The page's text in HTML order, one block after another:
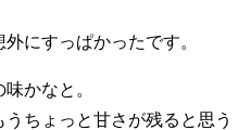
にすっぱかったです。
かなと。
ちょっと甘さが残ると思う